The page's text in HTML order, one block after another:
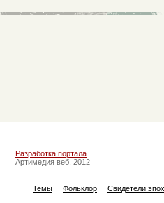
Разработка портала
Артимедия веб, 2012
Темы Фольклор Свидетели